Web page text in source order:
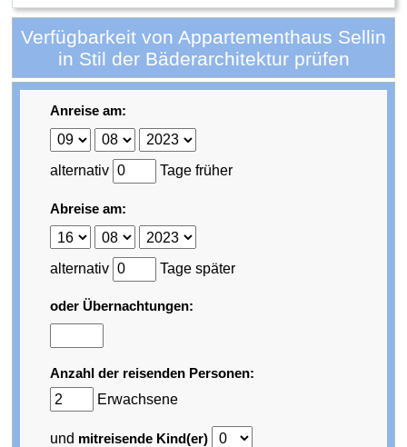
Verfügbarkeit von Appartementhaus Sellin
in Stil der Bäderarchitektur prüfen
Anreise am:
alternativ Tage früher
Abreise am:
alternativ Tage später
oder Übernachtungen:
Anzahl der reisenden Personen:
Erwachsene
und mitreisende Kind(er)